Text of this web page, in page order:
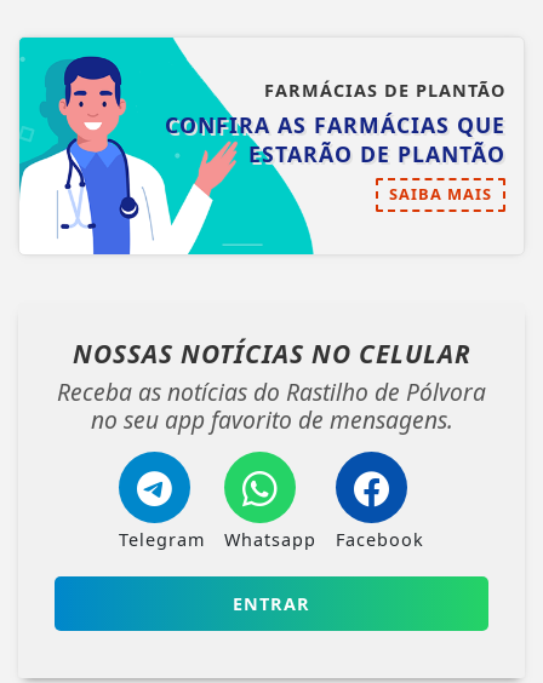
FARMÁCIAS DE PLANTÃO
CONFIRA AS FARMÁCIAS QUE
ESTARÃO DE PLANTÃO
SAIBA MAIS
NOSSAS NOTÍCIAS NO CELULAR
Receba as notícias do Rastilho de Pólvora
no seu app favorito de mensagens.
Telegram Whatsapp Facebook
ENTRAR